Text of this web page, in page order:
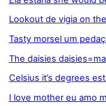
Lookout de vigia on the
Tasty morsel um
The daisies
Celsius it’s degrees
I love mother eu amo